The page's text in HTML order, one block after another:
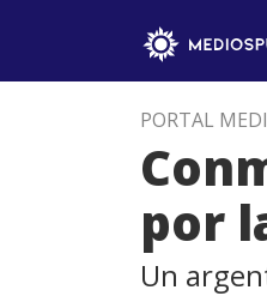
PORTAL
por
Un